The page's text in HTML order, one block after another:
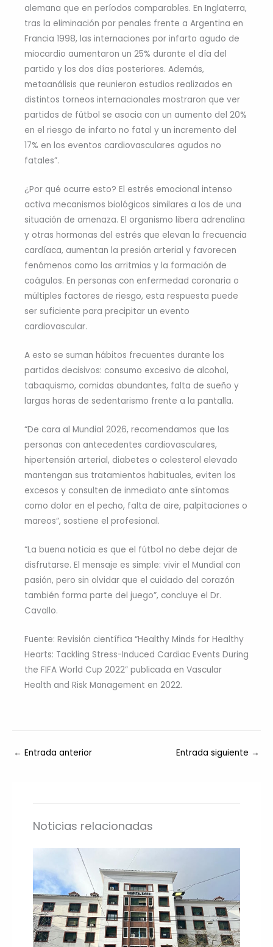
alemana que en períodos comparables. En Inglaterra,
tras la eliminación por penales frente a Argentina en
Francia 1998, las internaciones por infarto agudo de
miocardio aumentaron un 25% durante el día del
partido y los dos días posteriores. Además,
metaanálisis que reunieron estudios realizados en
distintos torneos internacionales mostraron que ver
partidos de fútbol se asocia con un aumento del 20%
en el riesgo de infarto no fatal y un incremento del
17% en los eventos cardiovasculares agudos no
fatales”.
¿Por qué ocurre esto? El estrés emocional intenso
activa mecanismos biológicos similares a los de una
situación de amenaza. El organismo libera adrenalina
y otras hormonas del estrés que elevan la frecuencia
cardíaca, aumentan la presión arterial y favorecen
fenómenos como las arritmias y la formación de
coágulos. En personas con enfermedad coronaria o
múltiples factores de riesgo, esta respuesta puede
ser suficiente para precipitar un evento
cardiovascular.
A esto se suman hábitos frecuentes durante los
partidos decisivos: consumo excesivo de alcohol,
tabaquismo, comidas abundantes, falta de sueño y
largas horas de sedentarismo frente a la pantalla.
“De cara al Mundial 2026, recomendamos que las
personas con antecedentes cardiovasculares,
hipertensión arterial, diabetes o colesterol elevado
mantengan sus tratamientos habituales, eviten los
excesos y consulten de inmediato ante síntomas
como dolor en el pecho, falta de aire, palpitaciones o
mareos”, sostiene el profesional.
“La buena noticia es que el fútbol no debe dejar de
disfrutarse. El mensaje es simple: vivir el Mundial con
pasión, pero sin olvidar que el cuidado del corazón
también forma parte del juego”, concluye el Dr.
Cavallo.
Fuente: Revisión científica “Healthy Minds for Healthy
Hearts: Tackling Stress-Induced Cardiac Events During
the FIFA World Cup 2022” publicada en Vascular
Health and Risk Management en 2022.
← Entrada anterior Entrada siguiente →
Noticias relacionadas